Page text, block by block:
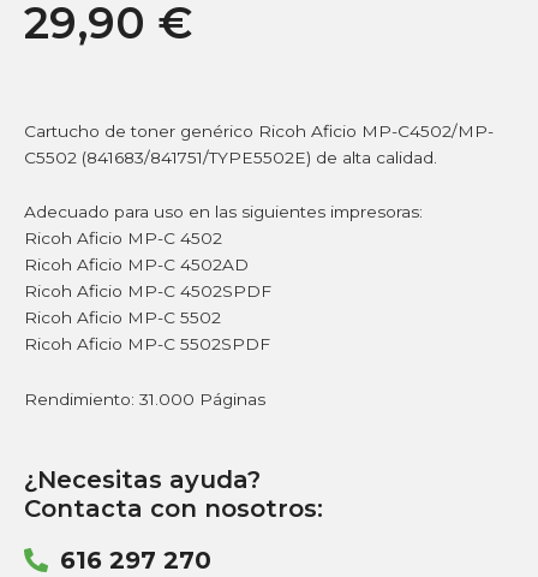
29,90 €
Cartucho de toner genérico Ricoh Aficio MP-C4502/MP-
C5502 (841683/841751/TYPE5502E) de alta calidad.
Adecuado para uso en las siguientes impresoras:
Ricoh Aficio MP-C 4502
Ricoh Aficio MP-C 4502AD
Ricoh Aficio MP-C 4502SPDF
Ricoh Aficio MP-C 5502
Ricoh Aficio MP-C 5502SPDF
Rendimiento: 31.000 Páginas
¿Necesitas ayuda?
Contacta con nosotros:
616 297 270